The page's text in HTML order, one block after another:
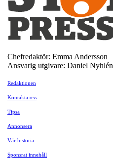
Chefredaktör: Emma Andersson
Ansvarig utgivare: Daniel Nyhlén
Redaktionen
Kontakta oss
Tipsa
Annonsera
Vår historia
Sponsrat innehåll